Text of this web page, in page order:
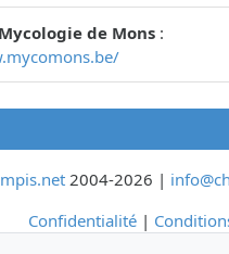
de Mons :
2004-2026 |
Confidentialité |